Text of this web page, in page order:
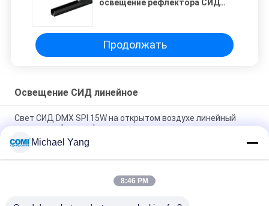
освещение рефлектора СИД
Продолжать
Освещение СИД линейное
Свет СИД DMX SPI 15W на открытом воздухе линейный
утопил для Inground
линейное с алюминиевым устанавливая профилем
Прокладка 24VDC симметричная/несимметричная СИД
Michael Yang
8:46 PM